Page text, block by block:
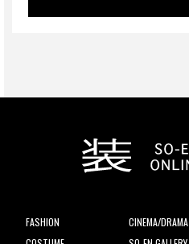
FASHION
CINEMA/DRAMA